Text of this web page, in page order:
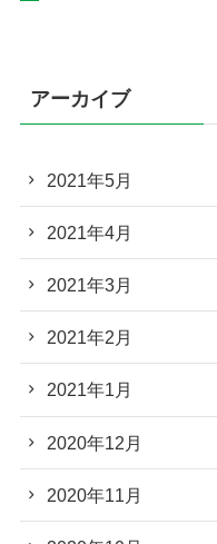
アーカイブ
2021年5月
2021年4月
2021年3月
2021年2月
2021年1月
2020年12月
2020年11月